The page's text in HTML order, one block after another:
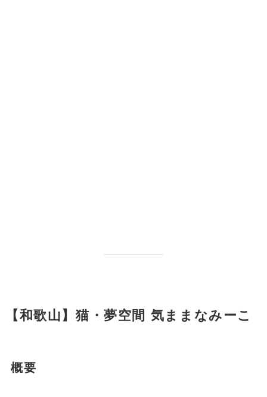
【和歌山】猫・夢空間 気ままなみーこ
概要